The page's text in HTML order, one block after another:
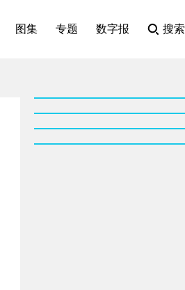
图集 专题 数字报 搜索